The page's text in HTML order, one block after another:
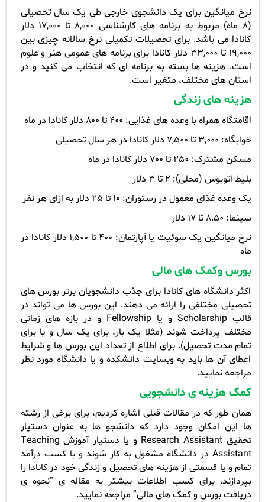
نرخ میانگین برای یک دانشجوی خارجی طی یک سال تحصیلی
(8 ماه) مربوط به برنامه های کارشناسی 8,000 تا 17,000 دلار
کانادا می باشد. برای تحصیلات تکمیلی نرخ سالانه چیزی بین
19,000 تا 33,000 دلار کانادا برای برنامه های عمومی هنر و علوم
است. هزینه ها بسته به برنامه ای که انتخاب می کنید و در
استان های مختلف، متغیر است.
هزینه های زندگی
اقامتگاه همراه با وعده های غذایی: 400 تا 800 دلار کانادا در ماه
خوابگاه: 3,000 تا 7,500 دلار کانادا در هر سال تحصیلی
مسکن مشترک: 250 تا 700 دلار کانادا در ماه
بلیط اتوبوس (محلی): 2 تا 3 دلار
یک وعده غذای معمول در رستوران: 10 تا 25 دلار به ازای هر نفر
سینما: 8.50 تا 17 دلار
نرخ میانگین یک سوئیت یا آپارتمان: 400 تا 1,500 دلار کانادا در
ماه
بورس وکمک های مالی
اکثر دانشگاه های کانادا برای جذب دانشجویان برتر بورس های
تحصیلی مختلفی را ارائه می دهند. این بورس ها می تواند در
قالبScholarship و یاFellowship و در بازه های زمانی
مختلف پرداخت شوند (مثلا یک بار، برای یک سال و یا برای
تمام مدت تحصیل). برای اطلاع از تعداد این بورس ها و شرایط
اعطای آن ها باید به وبسایت دانشکده و یا دانشگاه مورد نظر
مراجعه نمایید.
کمک هزینه ی دانشجویی
همان طور که در مقالات قبلی اشاره کردیم، برای برخی از رشته
ها این امکان وجود دارد که دانشجو ها به عنوان دستیار
تحقیقResearch Assistant و یا دستیار آموزش Teaching
Assistant در دانشگاه مشغول به کار شوند و با کسب درآمد
تمام و یا قسمتی از هزینه های تحصیل و زندگی خود در کانادا را
بپردازند. برای کسب اطلاعات بیشتر به مقاله ی “نحوه ی
دریافت بورس و کمک های مالی” مراجعه نمایید.